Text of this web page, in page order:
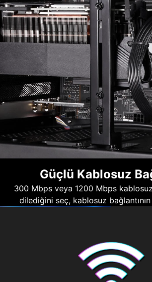
Güçlü Kablosuz
300 Mbps veya 1200 Mbps
dilediğini seç, kablosuz